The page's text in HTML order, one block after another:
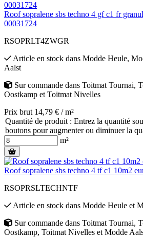
Roof sopralene sbs techno 4 gf c1 fr
00031724
RSOPRLT4ZWGR
Article en stock dans Modde Heule,
Aalst
Sur commande dans Toitmat Tournai,
Oostkamp et Toitmat Nivelles
Prix brut 14,79 € / m²
Quantité de produit : Entrez la quantité
boutons pour augmenter ou diminuer la
m²
Roof sopralene sbs techno 4 tf c1 10m2
RSOPRSLTECHNTF
Article en stock dans Modde Heule et
Sur commande dans Toitmat Tournai,
Oostkamp, Toitmat Nivelles et Modde